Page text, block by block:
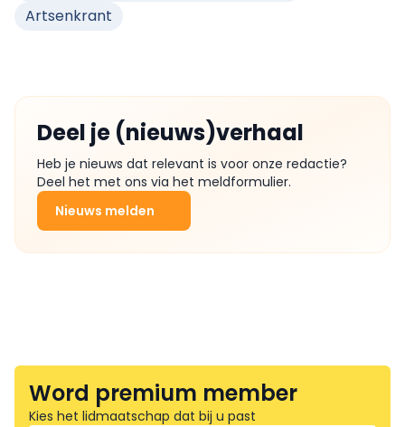
Artsenkrant
Deel je (nieuws)verhaal
Heb je nieuws dat relevant is voor onze redactie?
Deel het met ons via het meldformulier.
Nieuws melden
Word premium member
Kies het lidmaatschap dat bij u past